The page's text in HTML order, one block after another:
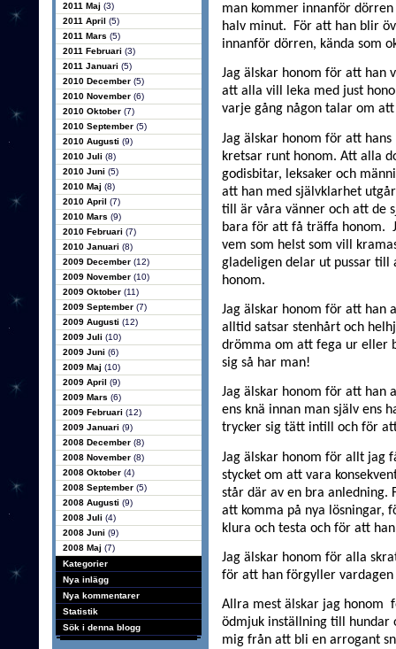
2011 Maj (3)
2011 April (5)
2011 Mars (5)
2011 Februari (3)
2011 Januari (5)
2010 December (5)
2010 November (6)
2010 Oktober (7)
2010 September (5)
2010 Augusti (9)
2010 Juli (8)
2010 Juni (5)
2010 Maj (8)
2010 April (7)
2010 Mars (9)
2010 Februari (7)
2010 Januari (8)
2009 December (12)
2009 November (10)
2009 Oktober (11)
2009 September (7)
2009 Augusti (12)
2009 Juli (10)
2009 Juni (6)
2009 Maj (10)
2009 April (9)
2009 Mars (6)
2009 Februari (12)
2009 Januari (9)
2008 December (8)
2008 November (8)
2008 Oktober (4)
2008 September (5)
2008 Augusti (9)
2008 Juli (4)
2008 Juni (9)
2008 Maj (7)
Kategorier
Nya inlägg
Nya kommentarer
Statistik
Sök i denna blogg
man kommer innanför
halv minut.
För att han blir
innanför dörren, kända som
Jag älskar honom för att
att alla vill leka med just
varje gång någon talar om
Jag älskar honom för att
kretsar runt honom. Att alla
godisbitar, leksaker och
att han med självklarhet
till är våra vänner och att de
bara för att få träffa honom.
vem som helst som vill
gladeligen delar ut pussar till
honom.
Jag älskar honom för att
alltid satsar stenhårt och
drömma om att fega ur eller
sig så har man!
Jag älskar honom för att
ens knä innan man själv ens
trycker sig tätt intill och för
Jag älskar honom för allt jag
stycket om att vara
står där av en bra
att komma på nya lösningar,
klura och testa och för att
Jag älskar honom för alla
för att han förgyller vardagen
Allra mest älskar jag honom
ödmjuk inställning till hundar
mig från att bli en arrogant